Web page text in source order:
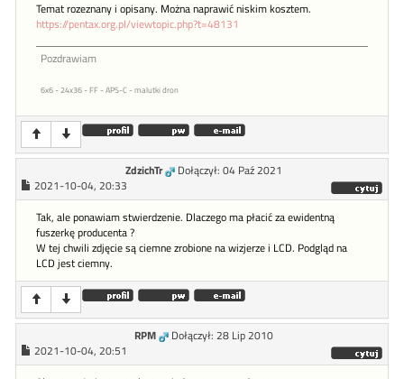
Temat rozeznany i opisany. Można naprawić niskim kosztem.
https://pentax.org.pl/viewtopic.php?t=48131
Pozdrawiam
6x6 - 24x36 - FF - APS-C - malutki dron
ZdzichTr
Dołączył: 04 Paź 2021
2021-10-04, 20:33
Tak, ale ponawiam stwierdzenie. Dlaczego ma płacić za ewidentną
fuszerkę producenta ?
W tej chwili zdjęcie są ciemne zrobione na wizjerze i LCD. Podgląd na
LCD jest ciemny.
RPM
Dołączył: 28 Lip 2010
2021-10-04, 20:51